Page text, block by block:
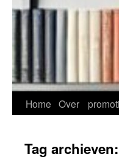
Home Over
Tag archieven: